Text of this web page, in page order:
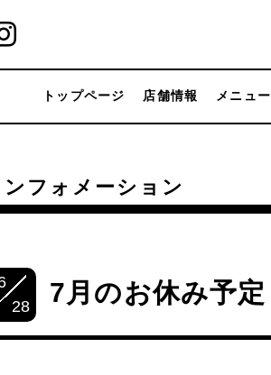
トップページ 店舗情報 メニュー
ンフォメーション
28
7月のお休み予定